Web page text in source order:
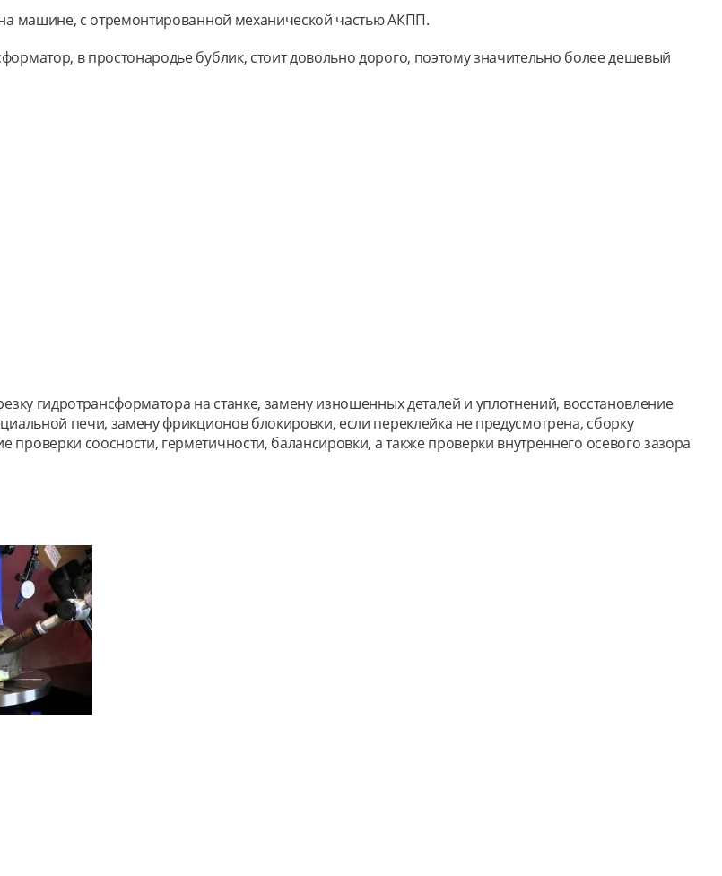
машине, с отремонтированной механической частью АКПП.
в простонародье бублик, стоит довольно дорого, поэтому значительно более дешевый
гидротрансформатора на станке, замену изношенных деталей и уплотнений, восстановление
печи, замену фрикционов блокировки, если переклейка не предусмотрена, сборку
соосности, герметичности, балансировки, а также проверки внутреннего осевого зазора